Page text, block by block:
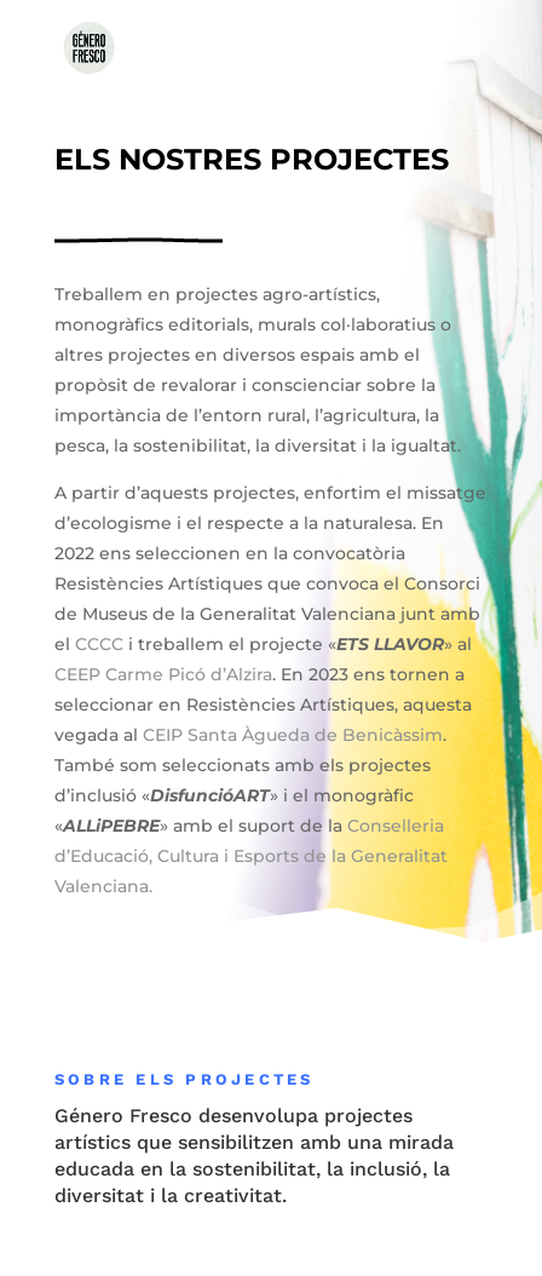
ELS NOSTRES PROJECTES
Treballem en projectes agro-artístics,
monogràfics editorials, murals col·laboratius o
altres projectes en diversos espais amb el
propòsit de revalorar i conscienciar sobre la
importància de l’entorn rural, l’agricultura, la
pesca, la sostenibilitat, la diversitat i la igualtat.
A partir d’aquests projectes, enfortim el missatge
d’ecologisme i el respecte a la naturalesa. En
2022 ens seleccionen en la convocatòria
Resistències Artístiques que convoca el Consorci
de Museus de la Generalitat Valenciana junt amb
el CCCC i treballem el projecte «ETS LLAVOR» al
CEEP Carme Picó d’Alzira. En 2023 ens tornen a
seleccionar en Resistències Artístiques, aquesta
vegada al CEIP Santa Àgueda de Benicàssim.
També som seleccionats amb els projectes
d’inclusió «DisfuncióART» i el monogràfic
«ALLiPEBRE» amb el suport de la Conselleria
d’Educació, Cultura i Esports de la Generalitat
Valenciana.
SOBRE ELS PROJECTES
Género Fresco desenvolupa projectes
artístics que sensibilitzen amb una mirada
educada en la sostenibilitat, la inclusió, la
diversitat i la creativitat.